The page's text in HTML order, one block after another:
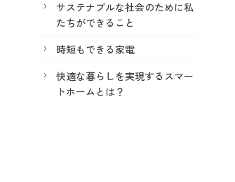
サステナブルな社会のために私
たちができること
時短もできる家電
快適な暮らしを実現するスマー
トホームとは？